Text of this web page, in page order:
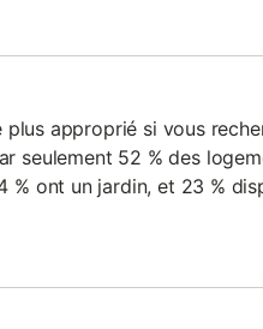
approprié si vous
seulement 52 % des
% ont un jardin, et 23 %